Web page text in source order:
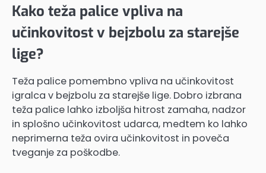
Kako teža palice vpliva na
učinkovitost v bejzbolu za starejše
lige?
Teža palice pomembno vpliva na učinkovitost
igralca v bejzbolu za starejše lige. Dobro izbrana
teža palice lahko izboljša hitrost zamaha, nadzor
in splošno učinkovitost udarca, medtem ko lahko
neprimerna teža ovira učinkovitost in poveča
tveganje za poškodbe.